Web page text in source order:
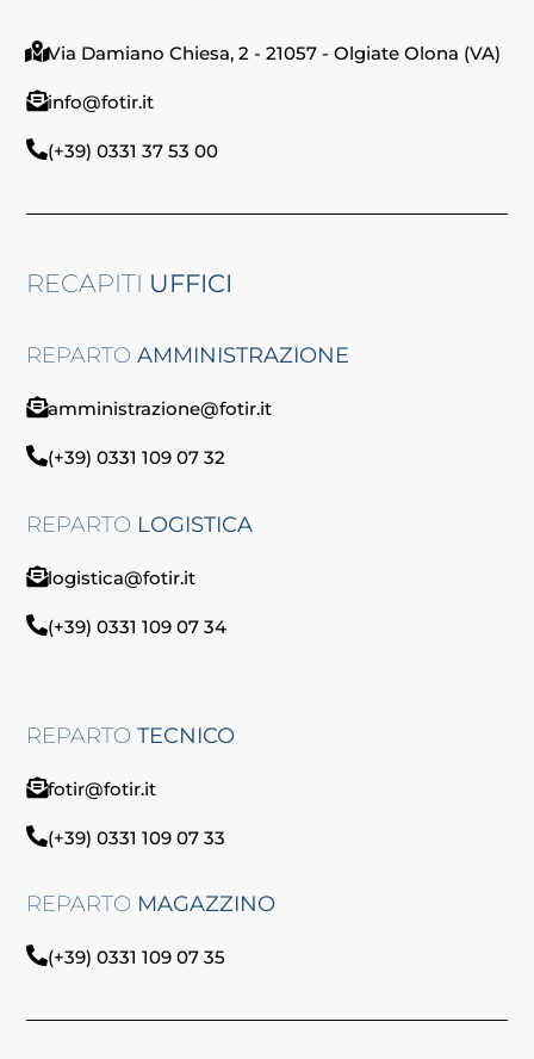
Via Damiano Chiesa, 2 - 21057 - Olgiate Olona (VA)
info@fotir.it
(+39) 0331 37 53 00
RECAPITI UFFICI
REPARTOAMMINISTRAZIONE
amministrazione@fotir.it
(+39) 0331 109 07 32
REPARTO LOGISTICA
logistica@fotir.it
(+39) 0331 109 07 34
REPARTOTECNICO
fotir@fotir.it
(+39) 0331 109 07 33
REPARTO MAGAZZINO
(+39) 0331 109 07 35